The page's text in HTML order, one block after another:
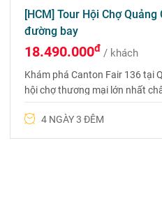
[HCM] Tour Hội Chợ
đường bay
18.490.000đ / khách
Khám phá Canton Fair 136 tại
hội chợ thương mại lớn nhất
4 NGÀY 3 ĐÊM